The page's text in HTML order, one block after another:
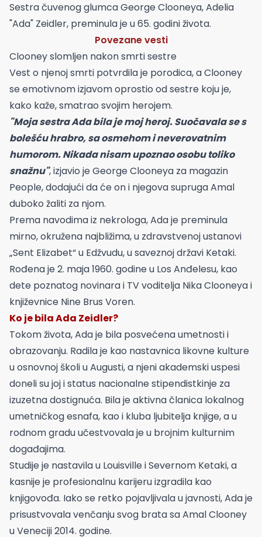
Sestra čuvenog glumca George Clooneya, Adelia
"Ada" Zeidler, preminula je u 65. godini života.
Povezane vesti
Clooney slomljen nakon smrti sestre
Vest o njenoj smrti potvrdila je porodica, a Clooney
se emotivnom izjavom oprostio od sestre koju je,
kako kaže, smatrao svojim herojem.
"Moja sestra Ada bila je moj heroj. Suočavala se s
bolešću hrabro, sa osmehom i neverovatnim
humorom. Nikada nisam upoznao osobu toliko
snažnu", izjavio je George Clooneya za magazin
People, dodajući da će on i njegova supruga Amal
duboko žaliti za njom.
Prema navodima iz nekrologa, Ada je preminula
mirno, okružena najbližima, u zdravstvenoj ustanovi
„Sent Elizabet“ u Edžvudu, u saveznoj državi Ketaki.
Rođena je 2. maja 1960. godine u Los Anđelesu, kao
dete poznatog novinara i TV voditelja Nika Clooneya i
književnice Nine Brus Voren.
Ko je bila Ada Zeidler?
Tokom života, Ada je bila posvećena umetnosti i
obrazovanju. Radila je kao nastavnica likovne kulture
u osnovnoj školi u Augusti, a njeni akademski uspesi
doneli su joj i status nacionalne stipendistkinje za
izuzetna dostignuća. Bila je aktivna članica lokalnog
umetničkog esnafa, kao i kluba ljubitelja knjige, a u
rodnom gradu učestvovala je u brojnim kulturnim
događajima.
Studije je nastavila u Louisville i Severnom Ketaki, a
kasnije je profesionalnu karijeru izgradila kao
knjigovođa. Iako se retko pojavljivala u javnosti, Ada je
prisustvovala venčanju svog brata sa Amal Clooney
u Veneciji 2014. godine.